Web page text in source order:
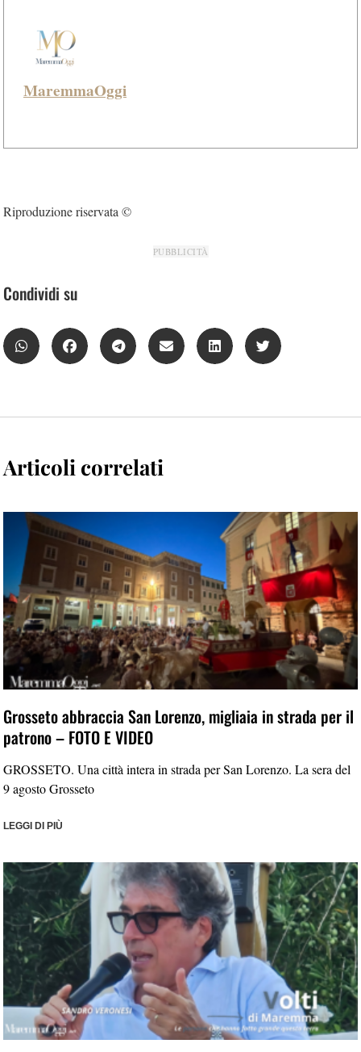
MaremmaOggi
Riproduzione riservata ©
PUBBLICITÀ
Condividi su
Articoli correlati
Grosseto abbraccia San Lorenzo, migliaia in strada per il
patrono – FOTO E VIDEO
GROSSETO. Una città intera in strada per San Lorenzo. La sera del
9 agosto Grosseto
LEGGI DI PIÙ